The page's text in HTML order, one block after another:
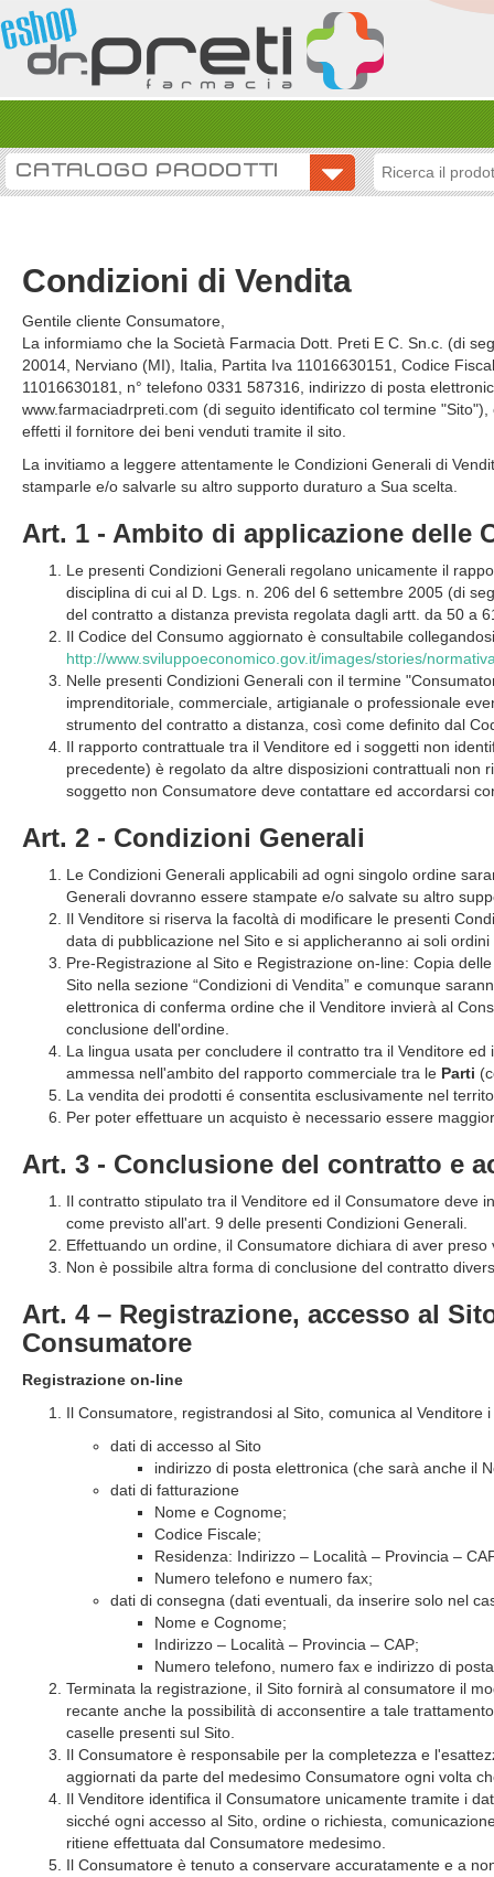
CATALOGO PRODOTTI
Condizioni di Vendita
Gentile cliente Consumatore,
La informiamo che la Società Farmacia Dott. Preti E C. Sn.c. (di
20014, Nerviano (MI), Italia, Partita Iva 11016630151, Codice
11016630181, n° telefono 0331 587316, indirizzo di posta
www.farmaciadrpreti.com (di seguito identificato col termine
effetti il fornitore dei beni venduti tramite il sito.
La invitiamo a leggere attentamente le Condizioni Generali di
stamparle e/o salvarle su altro supporto duraturo a Sua scelta.
Art. 1 - Ambito di applicazione delle
Le presenti Condizioni Generali regolano unicamente il
disciplina di cui al D. Lgs. n. 206 del 6 settembre 2005 (di
del contratto a distanza prevista regolata dagli artt. da 50 a
Il Codice del Consumo aggiornato è consultabile
http://www.sviluppoeconomico.gov.it/images/stories/
Nelle presenti Condizioni Generali con il termine
imprenditoriale, commerciale, artigianale o professionale
strumento del contratto a distanza, così come definito dal
Il rapporto contrattuale tra il Venditore ed i soggetti non
precedente) è regolato da altre disposizioni contrattuali non
soggetto non Consumatore deve contattare ed accordarsi
Art. 2 - Condizioni Generali
Le Condizioni Generali applicabili ad ogni singolo ordine
Generali dovranno essere stampate e/o salvate su altro
Il Venditore si riserva la facoltà di modificare le presenti
data di pubblicazione nel Sito e si applicheranno ai soli
Pre-Registrazione al Sito e Registrazione on-line: Copia
Sito nella sezione “Condizioni di Vendita” e comunque
elettronica di conferma ordine che il Venditore invierà al
conclusione dell'ordine.
La lingua usata per concludere il contratto tra il Venditore
ammessa nell'ambito del rapporto commerciale tra le Parti
La vendita dei prodotti é consentita esclusivamente nel
Per poter effettuare un acquisto è necessario essere
Art. 3 - Conclusione del contratto e
Il contratto stipulato tra il Venditore ed il Consumatore deve
come previsto all'art. 9 delle presenti Condizioni Generali.
Effettuando un ordine, il Consumatore dichiara di aver
Non è possibile altra forma di conclusione del contratto
Art. 4 – Registrazione, accesso al
Consumatore
Registrazione on-line
Il Consumatore, registrandosi al Sito, comunica al Venditore
dati di accesso al Sito
indirizzo di posta elettronica (che sarà anche il
dati di fatturazione
Nome e Cognome;
Codice Fiscale;
Residenza: Indirizzo – Località – Provincia –
Numero telefono e numero fax;
dati di consegna (dati eventuali, da inserire solo nel
Nome e Cognome;
Indirizzo – Località – Provincia – CAP;
Numero telefono, numero fax e indirizzo di
Terminata la registrazione, il Sito fornirà al consumatore il
recante anche la possibilità di acconsentire a tale
caselle presenti sul Sito.
Il Consumatore è responsabile per la completezza e
aggiornati da parte del medesimo Consumatore ogni volta
Il Venditore identifica il Consumatore unicamente tramite i
sicché ogni accesso al Sito, ordine o richiesta,
ritiene effettuata dal Consumatore medesimo.
Il Consumatore è tenuto a conservare accuratamente e a